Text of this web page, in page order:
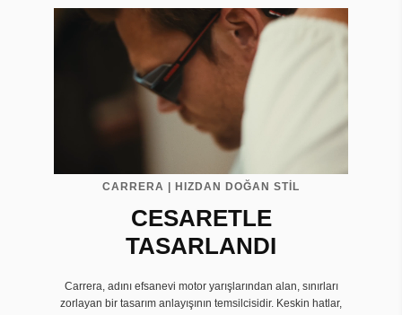
CARRERA | HIZDAN DOĞAN STİL
CESARETLE
TASARLANDI
Carrera, adını efsanevi motor yarışlarından alan, sınırları
zorlayan bir tasarım anlayışının temsilcisidir. Keskin hatlar,